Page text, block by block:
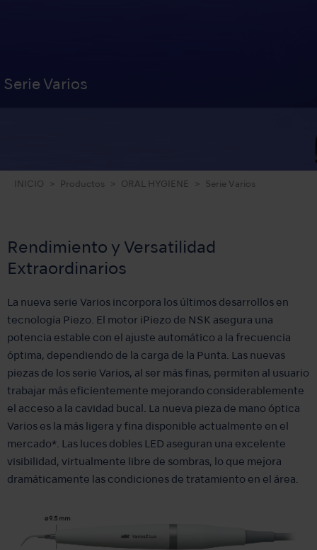
Serie Varios
INICIO Productos ORAL HYGIENE Serie Varios
Rendimiento y Versatilidad
Extraordinarios
La nueva serie Varios incorpora los últimos desarrollos en
tecnología Piezo. El motor iPiezo de NSK asegura una
potencia estable con el ajuste automático a la frecuencia
óptima, dependiendo de la carga de la Punta. Las nuevas
piezas de los serie Varios, al ser más finas, permiten al usuario
trabajar más eficientemente mejorando considerablemente
el acceso a la cavidad bucal. La nueva pieza de mano óptica
Varios es la más ligera y fina disponible actualmente en el
mercado*. Las luces dobles LED aseguran una excelente
visibilidad, virtualmente libre de sombras, lo que mejora
dramáticamente las condiciones de tratamiento en el área.